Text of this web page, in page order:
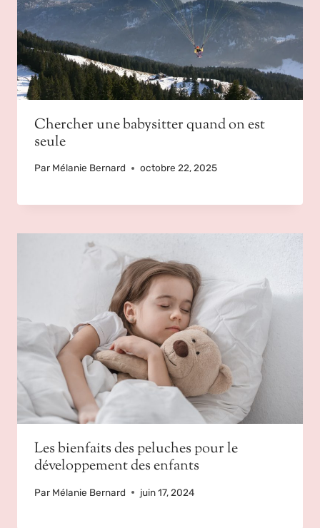
Chercher une babysitter quand on est
seule
Par Mélanie Bernard octobre 22, 2025
Les bienfaits des peluches pour le
développement des enfants
Par Mélanie Bernard juin 17, 2024